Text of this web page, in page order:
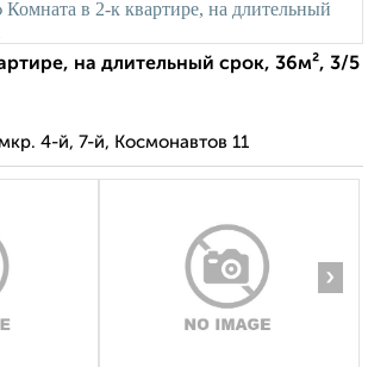
на длительный срок, 36м², 3/5
4-й, 7-й, Космонавтов 11
›